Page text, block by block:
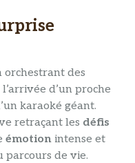
orchestrant des
d’un proche
karaoké géant.
retraçant les défis
émotion intense et
parcours de vie.